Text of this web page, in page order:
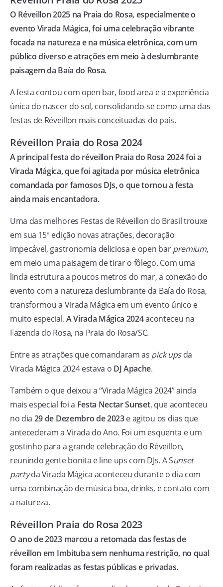
O Réveillon 2025 na Praia do Rosa, especialmente o
evento Virada Mágica, foi uma celebração vibrante
focada na natureza e na música eletrônica, com um
público diverso e atrações em meio à deslumbrante
paisagem da Baía do Rosa.
A festa contou com open bar, food area e a experiência
única do nascer do sol, consolidando-se como uma das
festas de Réveillon mais conceituadas do país.
Réveillon Praia do Rosa 2024
A principal festa do réveillon Praia do Rosa 2024 foi a
Virada Mágica, que foi agitada por música eletrônica
comandada por famosos DJs, o que tornou a festa
ainda mais encantadora.
Uma das melhores Festas de Réveillon do Brasil trouxe
em sua 15ª edição novas atrações, decoração
impecável, gastronomia deliciosa e open barpremium,
em meio uma paisagem de tirar o fôlego. Com uma
linda estrutura a poucos metros do mar, a conexão do
evento com a natureza deslumbrante da Baía do Rosa,
transformou a Virada Mágica em um evento único e
muito especial.A Virada Mágica 2024aconteceu na
Fazenda do Rosa, na Praia do Rosa/SC.
Entre as atrações que comandaram as pick upsda
Virada Mágica 2024 estava o DJ Apache.
Também o que deixou a “Virada Mágica 2024” ainda
mais especial foi a Festa Nectar Sunset, que aconteceu
no dia 29 de Dezembro de 2023e agitou os dias que
antecederam a Virada do Ano. Foi um esquenta e um
gostinho para a grande celebração do Réveillon,
reunindo gente bonita e line ups com DJs. A Sunset
partyda Virada Mágica aconteceu durante o dia com
uma combinação de música boa, drinks, e contato com
a natureza.
Réveillon Praia do Rosa 2023
O ano de 2023 marcou a retomada das festas de
réveillon em Imbituba sem nenhuma restrição, no qual
foram realizadas as festas públicas e privadas.